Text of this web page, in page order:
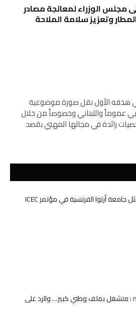
مجلس الوزراء لمعالجة مصادر
وتعزيز سلامة الملاحة
هدفه الأول نقل صورة موضوعية
عموماً واللبناني وخصوصاً من خلال
رائدة في مجالها المهني بقصد
إبنة الفيحاء سنا حسن خالد تمثل جامعة أرتوا الفرنسية في مؤتمر ICEC
القاضي محمد صعب لـnextlb : منشغل بملف وطني كبير… والرد على